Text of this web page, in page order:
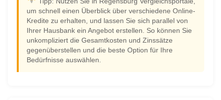
um schnell einen Überblick über verschiedene Online-
Kredite zu erhalten, und lassen Sie sich parallel von
Ihrer Hausbank ein Angebot erstellen. So können Sie
unkompliziert die Gesamtkosten und Zinssätze
gegenüberstellen und die beste Option für Ihre
Bedürfnisse auswählen.